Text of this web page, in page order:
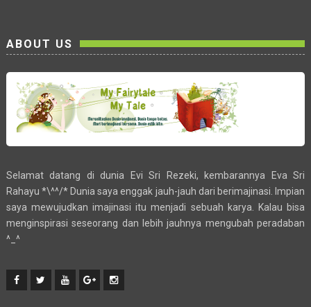
ABOUT US
Selamat datang di dunia Evi Sri Rezeki, kembarannya Eva Sri
Rahayu *\^^/* Dunia saya enggak jauh-jauh dari berimajinasi. Impian
saya mewujudkan imajinasi itu menjadi sebuah karya. Kalau bisa
menginspirasi seseorang dan lebih jauhnya mengubah peradaban
^_^